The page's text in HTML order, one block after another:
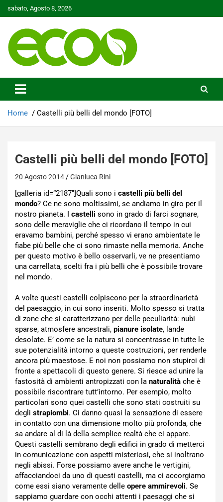
to
sabato, Agosto 8, 2026
Ecoo.it
Home Castelli più belli del mondo [FOTO]
Castelli più belli del mondo [FOTO]
20 Agosto 2014 Gianluca Rini
[galleria id=”2187″]Quali sono i castelli più belli del
mondo? Ce ne sono moltissimi, se andiamo in giro per il
nostro pianeta. I castelli sono in grado di farci sognare,
sono delle meraviglie che ci ricordano il tempo in cui
eravamo bambini, perché spesso vi erano ambientate le
fiabe più belle che ci sono rimaste nella memoria. Anche
per questo motivo è bello osservarli, ve ne presentiamo
una carrellata, scelti fra i più belli che è possibile trovare
nel mondo.
A volte questi castelli colpiscono per la straordinarietà
del paesaggio, in cui sono inseriti. Molto spesso si tratta
di zone che si caratterizzano per delle peculiarità: nubi
sparse, atmosfere ancestrali, pianure isolate, lande
desolate. E’ come se la natura si concentrasse in tutte le
sue potenzialità intorno a queste costruzioni, per renderle
ancora più maestose. E noi non possiamo non stupirci di
fronte a spettacoli di questo genere. Si riesce ad unire la
fastosità di ambienti antropizzati con la naturalità che è
possibile riscontrare tutt’intorno. Per esempio, molto
particolari sono quei castelli che sono stati costruiti su
degli strapiombi. Ci danno quasi la sensazione di essere
in contatto con una dimensione molto più profonda, che
sa andare al di là della semplice realtà che ci appare.
Questi castelli sembrano degli edifici in grado di metterci
in comunicazione con aspetti misteriosi, che si inoltrano
negli abissi. Forse possiamo avere anche le vertigini,
affacciandoci da uno di questi castelli, ma ci accorgiamo
come essi siano veramente delle opere ammirevoli. Se
sappiamo guardare con occhi attenti i paesaggi che si